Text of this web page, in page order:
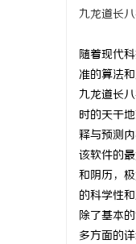
九龙道长
随着现代
准的算法
九龙道长
时的天干
释与预测内
该软件的
和阴历，
的科学性和
除了基本
多方面的